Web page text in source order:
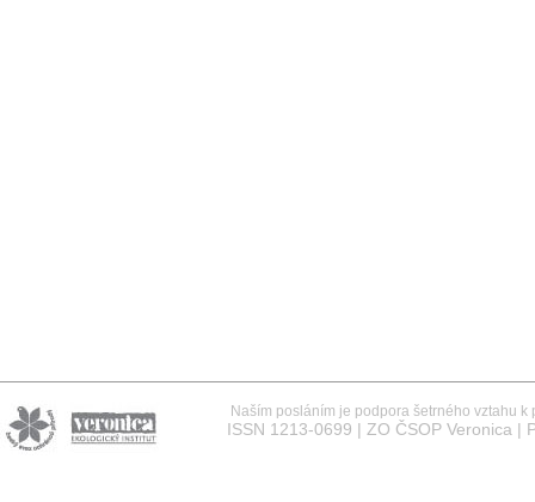
Naším posláním je podpora šetrného vztahu
ISSN 1213-0699 | ZO ČSOP Veronica |